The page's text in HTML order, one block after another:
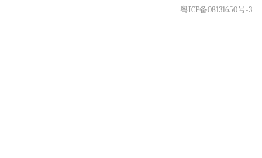
粤ICP备08131650号-3